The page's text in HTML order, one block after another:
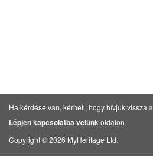
Ha kérdése van, kérheti, hogy hívjuk vissza a
Lépjen kapcsolatba velünkoldalon.
Copyright © 2026 MyHeritage Ltd.